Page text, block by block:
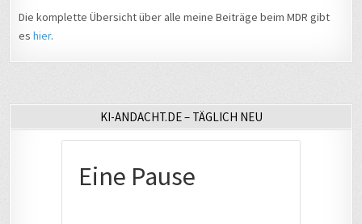
Die komplette Übersicht über alle meine Beiträge beim MDR gibt
eshier.
KI-ANDACHT.DE – TÄGLICH NEU